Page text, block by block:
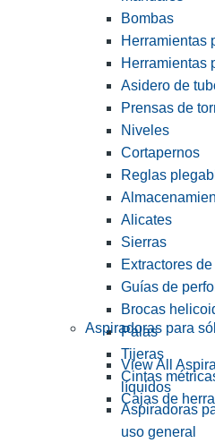
Bombas
Herramientas
Herramientas
Asidero de
Prensas de
Niveles
Cortapernos
Reglas
Alicates
Sierras
Extractores
Guías de
Brocas
Palas
Tijeras
Cintas
Cajas de
Aspiradoras para
View All
líquidos
Aspiradoras
uso general